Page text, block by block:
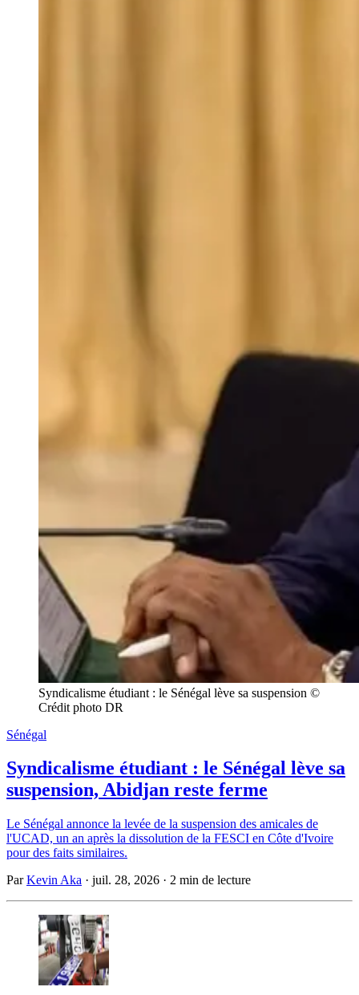
Syndicalisme étudiant : le Sénégal lève sa suspension ©
Crédit photo DR
Sénégal
Syndicalisme étudiant : le Sénégal lève sa
suspension, Abidjan reste ferme
Le Sénégal annonce la levée de la suspension des amicales de
l'UCAD, un an après la dissolution de la FESCI en Côte d'Ivoire
pour des faits similaires.
ParKevin Aka · juil. 28, 2026 · 2 min de lecture